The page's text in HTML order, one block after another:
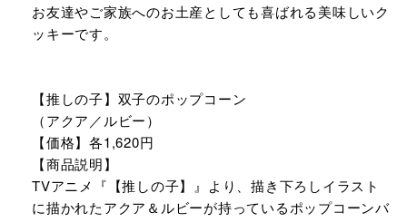
お友達やご家族へのお土産としても喜ばれる美味しいク
ッキーです。
【推しの子】双子のポップコーン
（アクア／ルビー）
【価格】各1,620円
【商品説明】
TVアニメ『【推しの子】』より、描き下ろしイラスト
に描かれたアクア＆ルビーが持っているポップコーンバ